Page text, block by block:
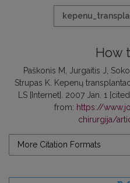
How
Paškonis M, Jurgaitis J,
Strupas K. Kepenų
LS [Internet]. 2007 Jan. 1
from: https://
chirurgija/
More Citation Formats